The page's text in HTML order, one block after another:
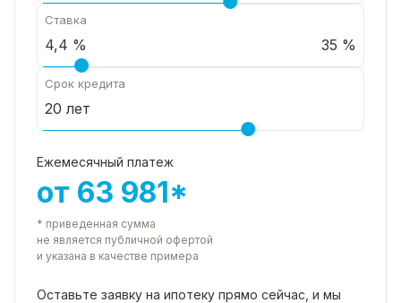
Ставка
35 %
Срок кредита
Ежемесячный платеж
от 63 981*
* приведенная сумма
не является публичной офертой
и указана в качестве примера
Оставьте заявку на ипотеку прямо сейчас, и мы